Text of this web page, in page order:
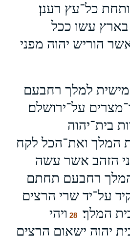
כל־עץ רענן׃
בארץ עשו ככל
הוריש יהוה מפני
למלך רחבעם
על־ירושלם׃
בית־יהוה
המלך ואת־הכל לקח
הזהב אשר עשה
רחבעם תחתם
על־יד שרי הרצים
המלך׃
28 ויהי
יהוה ישאום הרצים